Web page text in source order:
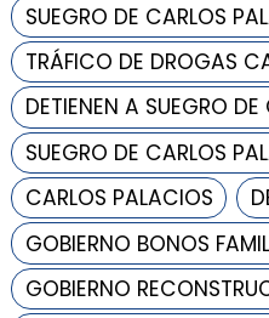
SUEGRO DE CARLOS
TRÁFICO DE DROGAS
DETIENEN A SUEGRO
SUEGRO DE CARLOS
CARLOS PALACIOS
GOBIERNO BONOS
GOBIERNO